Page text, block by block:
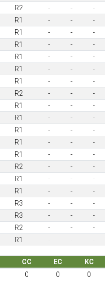
R2 - -
-
R1 - -
-
R1 - -
-
R1 - -
-
R1 - -
-
R1 - -
-
R1 - -
-
R2 - -
-
R1 - -
-
R1 - -
-
R1 - -
-
R1 - -
-
R1 - -
-
R2 - -
-
R1 - -
-
R1 - -
-
R3 - -
-
R3 - -
-
R2 - -
-
R1 - - -
CC EC
KC
0 0 0